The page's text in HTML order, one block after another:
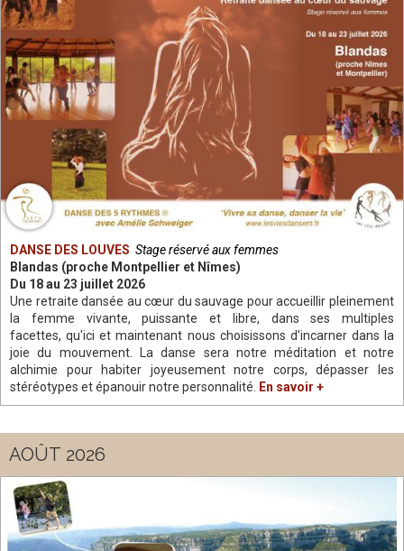
DANSE DES LOUVES Stage réservé aux femmes
Blandas (proche Montpellier et Nîmes)
Du 18 au 23 juillet 2026
Une retraite dansée au cœur du sauvage pour accueillir pleinement
la femme vivante, puissante et libre, dans ses multiples
facettes, qu'ici et maintenant nous choisissons d'incarner dans la
joie du mouvement. La danse sera notre méditation et notre
alchimie pour habiter joyeusement notre corps, dépasser les
stéréotypes et épanouir notre personnalité. En savoir +
AOÛT 2026